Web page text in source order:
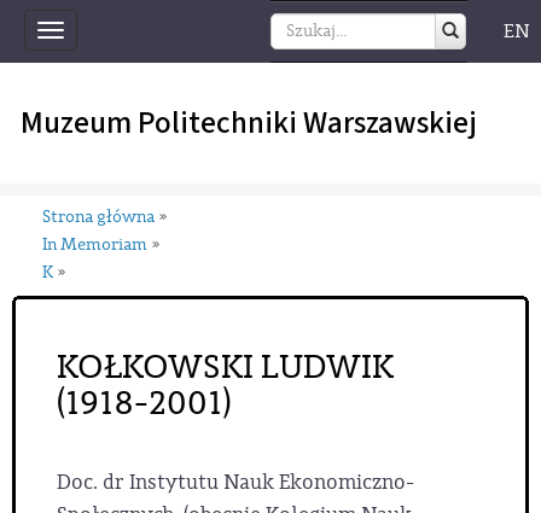
Toggle
navigation
EN
Muzeum Politechniki Warszawskiej
Strona główna »
In Memoriam »
K »
KOŁKOWSKI LUDWIK
(1918-2001)
Doc. dr Instytutu Nauk Ekonomiczno-